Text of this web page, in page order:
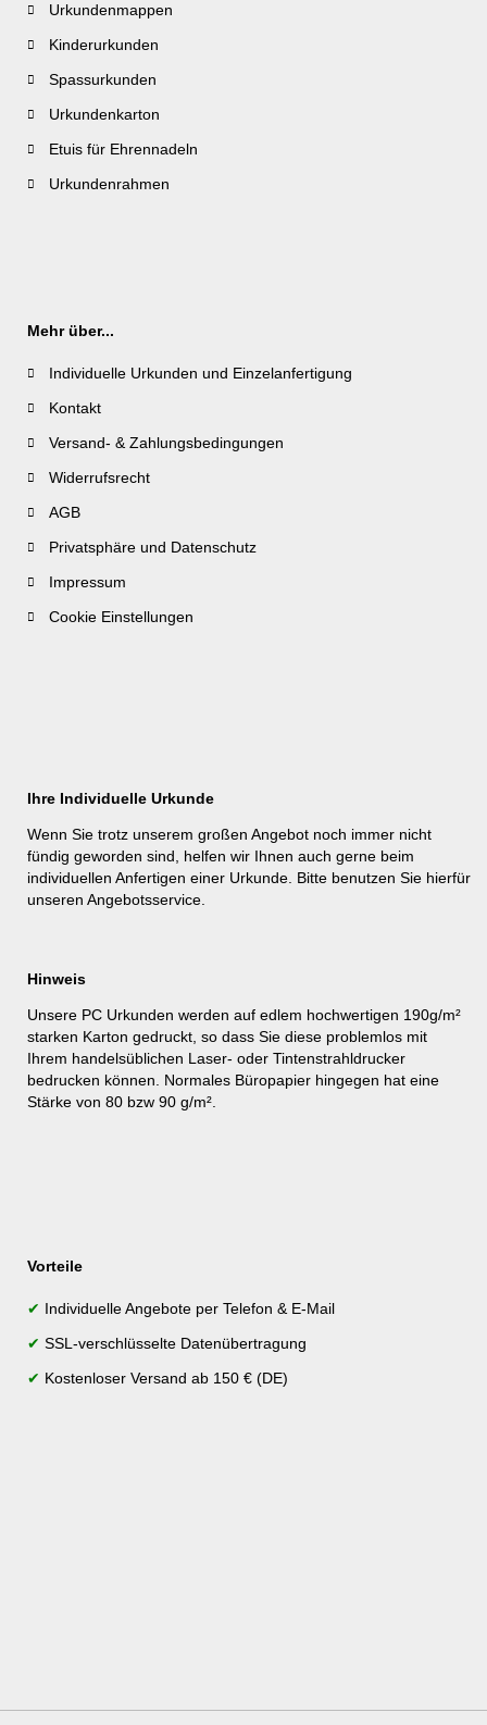
Urkundenmappen
Kinderurkunden
Spassurkunden
Urkundenkarton
Etuis für Ehrennadeln
Urkundenrahmen
Mehr über...
Individuelle Urkunden und Einzelanfertigung
Kontakt
Versand- & Zahlungsbedingungen
Widerrufsrecht
AGB
Privatsphäre und Datenschutz
Impressum
Cookie Einstellungen
Ihre Individuelle Urkunde
Wenn Sie trotz unserem großen Angebot noch immer nicht
fündig geworden sind, helfen wir Ihnen auch gerne beim
individuellen Anfertigen einer Urkunde. Bitte benutzen Sie hierfür
unseren Angebotsservice
Hinweis
Unsere PC Urkunden werden auf edlem hochwertigen 190g/m²
starken Karton gedruckt, so dass Sie diese problemlos mit
Ihrem handelsüblichen Laser- oder Tintenstrahldrucker
bedrucken können. Normales Büropapier hingegen hat eine
Stärke von 80 bzw 90 g/m².
Vorteile
✔ Individuelle Angebote per Telefon & E-Mail
✔ SSL-verschlüsselte Datenübertragung
✔ Kostenloser Versand ab 150 € (DE)